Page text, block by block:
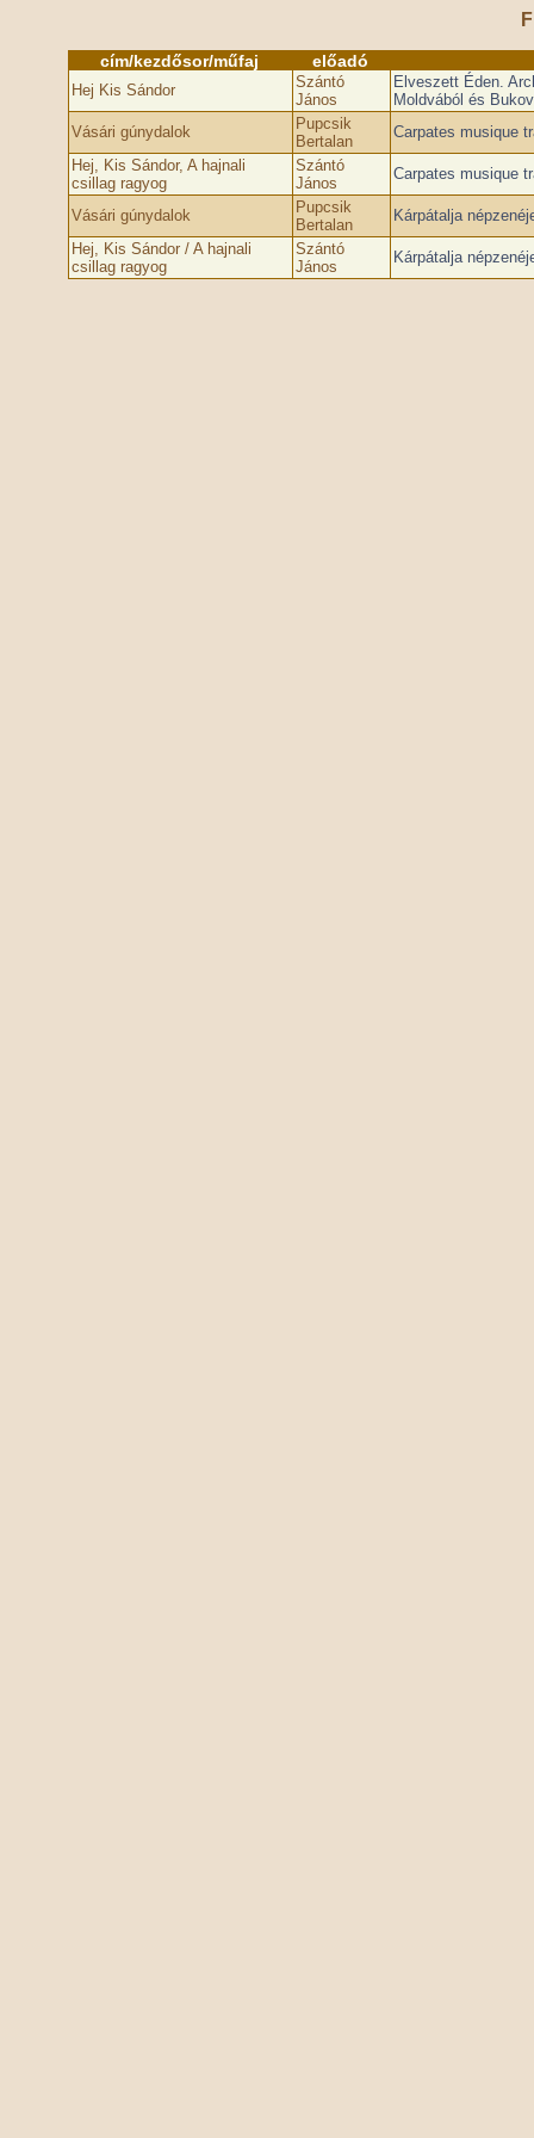
cím/kezdősor/műfaj előadó
Hej Kis Sándor
Szántó
János
Elveszett Éden.
Moldvából és
Vásári gúnydalok
Pupcsik
Bertalan
Carpates musique
Hej, Kis Sándor, A hajnali
csillag ragyog
Szántó
János
Carpates musique
Vásári gúnydalok
Pupcsik
Bertalan
Kárpátalja
Hej, Kis Sándor / A hajnali
csillag ragyog
Szántó
János
Kárpátalja